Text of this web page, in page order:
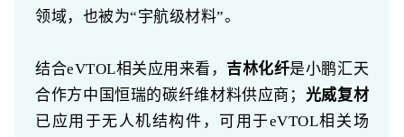
领域，也被为“宇航级材料”。
结合eVTOL相关应用来看， 吉林化纤是小鹏汇天
合作方中国恒瑞的碳纤维材料供应商； 光威复材
已应用于无人机结构件，可用于eVTOL相关场